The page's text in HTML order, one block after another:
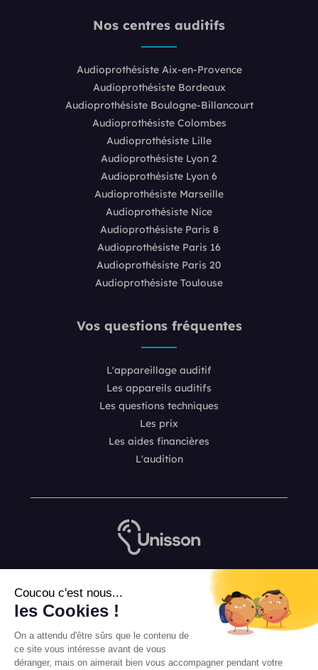
Coucou c'est nous...
les Cookies !
On a attendu d'être sûrs que le contenu de
ce site vous intéresse avant de vous
déranger, mais on aimerait bien vous accompagner pendant votre
Nos centres auditifs
Audioprothésiste Aix-en-Provence
Audioprothésiste Bordeaux
Audioprothésiste Boulogne-Billancourt
Audioprothésiste Colombes
Audioprothésiste Lille
Audioprothésiste Lyon 2
Audioprothésiste Lyon 6
Audioprothésiste Marseille
Audioprothésiste Nice
Audioprothésiste Paris 8
Audioprothésiste Paris 16
Audioprothésiste Paris 20
Audioprothésiste Toulouse
Vos questions fréquentes
L'appareillage auditif
Les appareils auditifs
Les questions techniques
Les prix
Les aides financières
L'audition
L’équipe de rédaction Unisson
Conditions Générales de Vente